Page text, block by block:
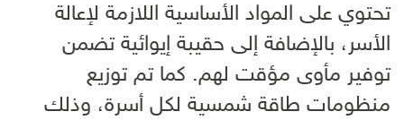
تحتوي على المواد الأساسية اللازمة لإعالة
الأسر، بالإضافة إلى حقيبة إيوائية تضمن
توفير مأوى مؤقت لهم. كما تم توزيع
منظومات طاقة شمسية لكل أسرة، وذلك